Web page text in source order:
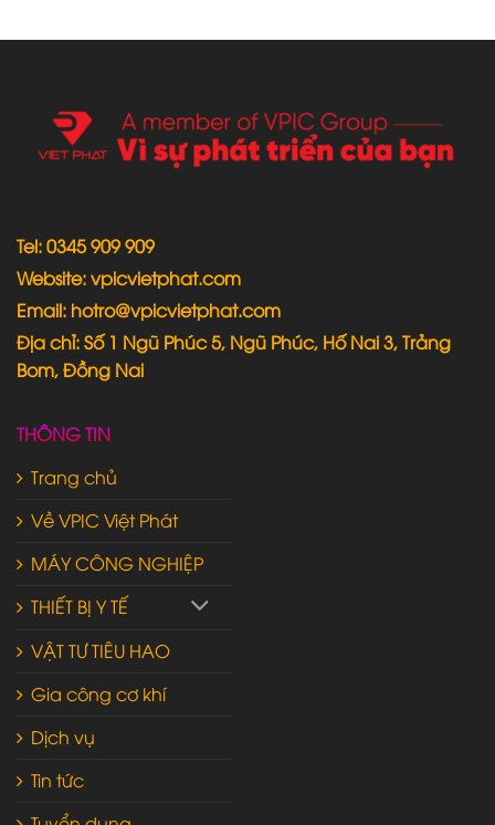
Tel: 0345 909 909
Website: vpicvietphat.com
Email: hotro@vpicvietphat.com
Địa chỉ: Số 1 Ngũ Phúc 5, Ngũ Phúc, Hố Nai 3, Trảng
Bom, Đồng Nai
THÔNG TIN
Trang chủ
Về VPIC Việt Phát
MÁY CÔNG NGHIỆP
THIẾT BỊ Y TẾ
VẬT TƯ TIÊU HAO
Gia công cơ khí
Dịch vụ
Tin tức